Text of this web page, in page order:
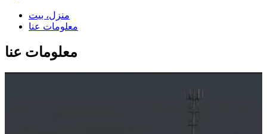
منزل، بيت
معلومات عنا
معلومات عنا